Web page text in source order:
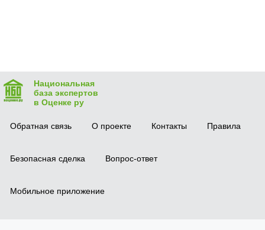
Национальная
база экспертов
в Оценке ру
Обратная связь О проекте Контакты Правила
Безопасная сделка Вопрос-ответ
Мобильное приложение